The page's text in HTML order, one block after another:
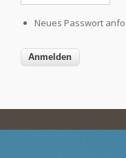
Neues Passwort